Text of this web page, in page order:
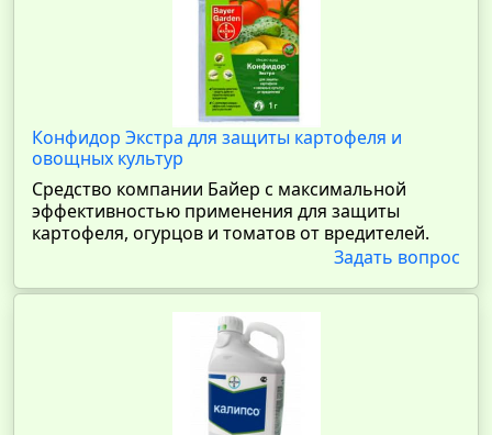
Конфидор Экстра для защиты картофеля и
овощных культур
Средство компании Байер с максимальной
эффективностью применения для защиты
картофеля, огурцов и томатов от вредителей.
Задать вопрос